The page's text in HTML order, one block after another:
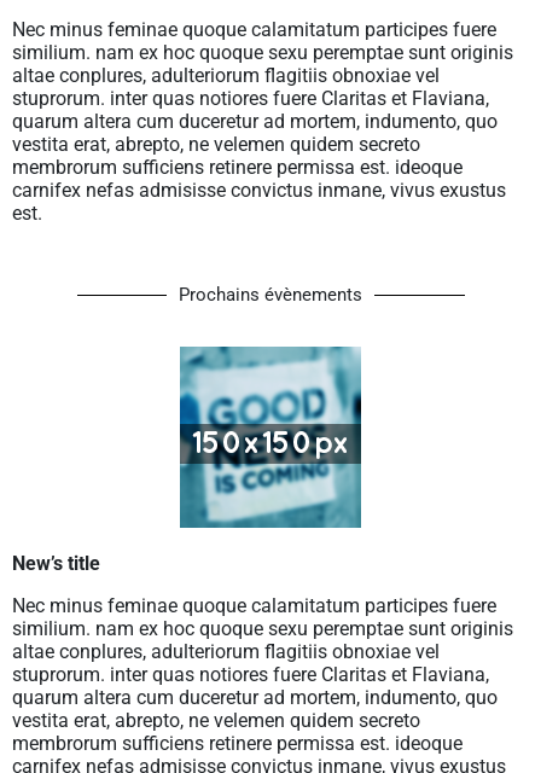
Nec minus feminae quoque calamitatum participes fuere
similium. nam ex hoc quoque sexu peremptae sunt originis
altae conplures, adulteriorum flagitiis obnoxiae vel
stuprorum. inter quas notiores fuere Claritas et Flaviana,
quarum altera cum duceretur ad mortem, indumento, quo
vestita erat, abrepto, ne velemen quidem secreto
membrorum sufficiens retinere permissa est. ideoque
carnifex nefas admisisse convictus inmane, vivus exustus
est.
Prochains évènements
New’s title
Nec minus feminae quoque calamitatum participes fuere
similium. nam ex hoc quoque sexu peremptae sunt originis
altae conplures, adulteriorum flagitiis obnoxiae vel
stuprorum. inter quas notiores fuere Claritas et Flaviana,
quarum altera cum duceretur ad mortem, indumento, quo
vestita erat, abrepto, ne velemen quidem secreto
membrorum sufficiens retinere permissa est. ideoque
carnifex nefas admisisse convictus inmane, vivus exustus